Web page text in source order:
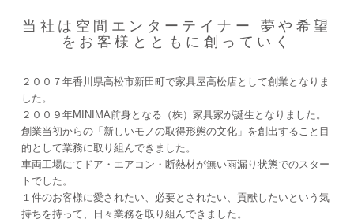
当社は空間エンターテイナー 夢や希望
をお客様とともに創っていく
２００７年香川県高松市新田町で家具屋高松店として創業となりま
した。
２００９年MINIMA前身となる（株）家具家が誕生となりました。
創業当初からの「新しいモノの取得形態の文化」を創出すること目
的として業務に取り組んできました。
車両工場にてドア・エアコン・断熱材が無い雨漏り状態でのスター
トでした。
１件のお客様に愛されたい、必要とされたい、貢献したいという気
持ちを持って、日々業務を取り組んできました。